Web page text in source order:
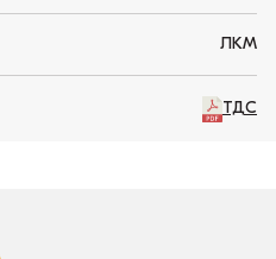
ЛКМ
ТДС